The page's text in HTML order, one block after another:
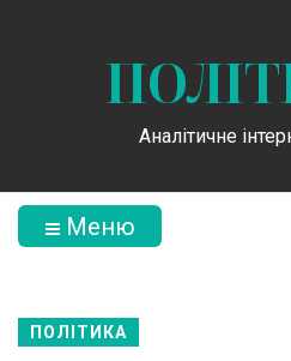
Аналітичне
Меню
ПОЛІТИКА